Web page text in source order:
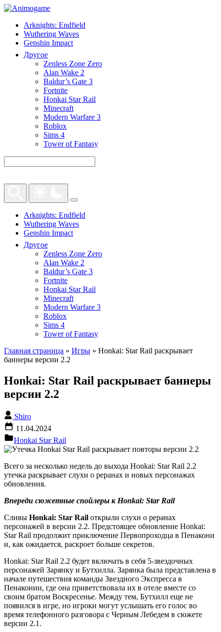
Arknights: Endfield
Wuthering Waves
Genshin Impact
Другое
Zenless Zone Zero
Alan Wake 2
Baldur’s Gate 3
Fortnite
Honkai Star Rail
Minecraft
Modern Warfare 3
Roblox
Sims 4
Tower of Fantasy
Arknights: Endfield
Wuthering Waves
Genshin Impact
Другое
Zenless Zone Zero
Alan Wake 2
Baldur’s Gate 3
Fortnite
Honkai Star Rail
Minecraft
Modern Warfare 3
Roblox
Sims 4
Tower of Fantasy
Главная страница » Игры » Honkai: Star Rail раскрывает
баннеры версии 2.2
Honkai: Star Rail раскрывает баннеры
версии 2.2
Shiro
11.04.2024
Honkai Star Rail
Всего за несколько недель до выхода Honkai: Star Rail 2.2
утечка раскрывает слухи о реранах и новых персонажах
обновления.
Впереди сюжетные спойлеры к Honkai: Star Rail
Сливы Honkai: Star Rail открыли слухи о реранах
персонажей в версии 2.2. Предстоящее обновление Honkai:
Star Rail продолжит приключение Первопроходца в Пенакони
и, как ожидается, раскроет больше секретов.
Honkai: Star Rail 2.2 будет включать в себя 5-звездочных
персонажей Зарянку и Бутхилла. Зарянка была представлена ​​в
начале путешествия команды Звездного Экспресса в
Пенаконии, где она приветствовала их в отеле вместе со
своим братом Воскресенье. Между тем, Бутхилл еще не
появился в игре, но игроки могут услышать его голос во
время телефонного разговора с Черным Лебедем в сюжете
версии 2.1.